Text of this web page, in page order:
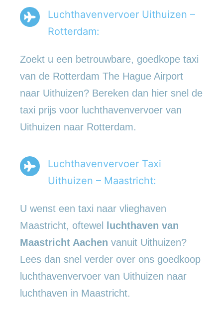
Luchthavenvervoer Uithuizen –
Rotterdam:
Zoekt u een betrouwbare, goedkope taxi
van de Rotterdam The Hague Airport
naar Uithuizen? Bereken dan hier snel de
taxi prijs voor luchthavenvervoer van
Uithuizen naar Rotterdam.
Luchthavenvervoer Taxi
Uithuizen – Maastricht:
U wenst een taxi naar vlieghaven
Maastricht, oftewel
luchthaven van
Maastricht Aachen vanuit Uithuizen?
Lees dan snel verder over ons goedkoop
luchthavenvervoer van Uithuizen naar
luchthaven in Maastricht.